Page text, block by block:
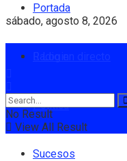
sábado, agosto 8, 2026
Portada
Política
Sucesos
No Result
View All Result